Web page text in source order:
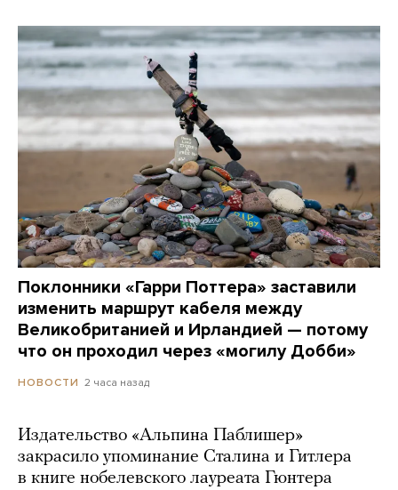
Поклонники «Гарри Поттера» заставили
изменить маршрут кабеля между
Великобританией и Ирландией — потому
что он проходил через «могилу Добби»
НОВОСТИ 2 часа назад
Издательство «Альпина Паблишер»
закрасило упоминание Сталина и Гитлера
в книге нобелевского лауреата Гюнтера